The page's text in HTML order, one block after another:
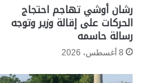
رشان أوشي تهاجم احتجاج
الحركات على إقالة وزير وتوجه
رسالة حاسمه
8 أغسطس، 2026